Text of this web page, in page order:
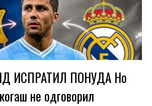
ИСПРАТИЛ ПОНУДА Но
не одговорил